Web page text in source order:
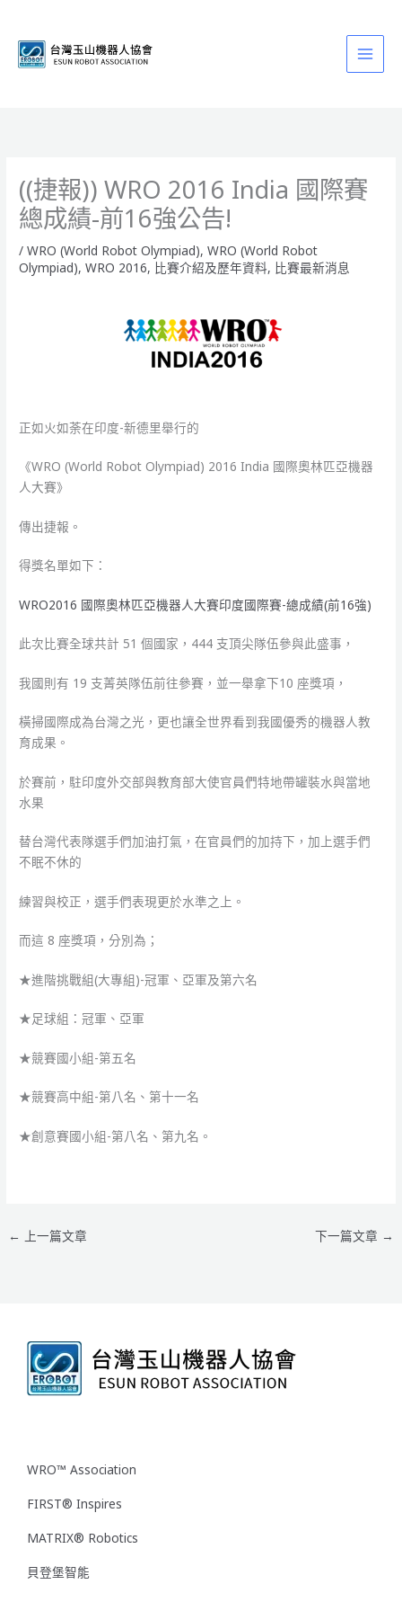
((捷報)) WRO 2016 India 國際賽
總成績-前16強公告!
/WRO (World Robot Olympiad),WRO (World Robot
Olympiad),WRO 2016, 比賽介紹及歷年資料, 比賽最新消息
正如火如荼在印度-新德里舉行的
《WRO (World Robot Olympiad) 2016 India 國際奧林匹亞機器
人大賽》
傳出捷報。
得獎名單如下：
WRO2016 國際奧林匹亞機器人大賽印度國際賽-總成績(前16強)
此次比賽全球共計 51 個國家，444 支頂尖隊伍參與此盛事，
我國則有 19 支菁英隊伍前往參賽，並一舉拿下10 座獎項，
橫掃國際成為台灣之光，更也讓全世界看到我國優秀的機器人教
育成果。
於賽前，駐印度外交部與教育部大使官員們特地帶罐裝水與當地
水果
替台灣代表隊選手們加油打氣，在官員們的加持下，加上選手們
不眠不休的
練習與校正，選手們表現更於水準之上。
而這 8 座獎項，分別為；
★進階挑戰組(大專組)-冠軍、亞軍及第六名
★足球組：冠軍、亞軍
★競賽國小組-第五名
★競賽高中組-第八名、第十一名
★創意賽國小組-第八名、第九名。
← 上一篇文章 下一篇文章 →
WRO™ Association
FIRST® Inspires
MATRIX® Robotics
貝登堡智能